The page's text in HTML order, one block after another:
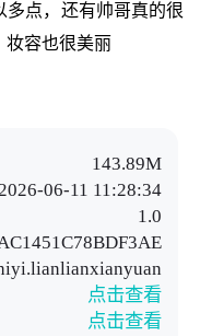
多点，还有帅哥真的很
妆容也很美丽
143.89M
2026-06-11 11:28:34
1.0
点击查看
点击查看